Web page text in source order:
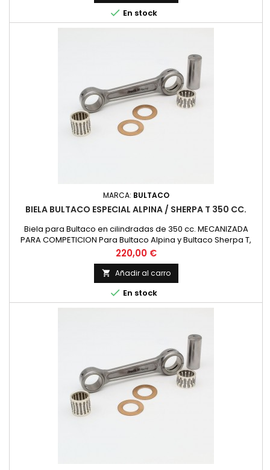
Superior 20x24x24 mm. Jaula Inferior 20x26x17 mm.
 En stock
MARCA: BULTACO
BIELA BULTACO ESPECIAL ALPINA / SHERPA T 350 CC.
Biela para Bultaco en cilindradas de 350 cc. MECANIZADA
PARA COMPETICION Para Bultaco Alpina y Bultaco Sherpa T,
refabricada nueva, recomendamos comprobar las
siguientes dimensiones con la biela existente. Diametro
superior 24 mm. Diametro interior 26 mm. Distancia entre
centros 116 mm. Bulon de 20 mm. de diametro y 48 mm. de
longitud. Anchura...
Precio
220,00 €
 Añadir al carro
 En stock